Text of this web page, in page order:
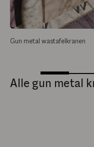
Gun metal wastafelkranen
Alle gun metal